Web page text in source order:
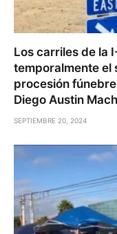
Los carriles de la
temporalmente el
procesión
Diego Austin
SEPTIEMBRE 20, 2024